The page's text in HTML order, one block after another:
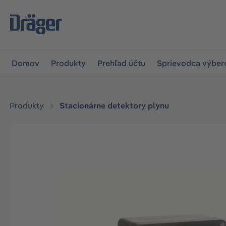
na hlavnú navigáciu
Domov Produkty Prehľad účtu Sprievodca
Produkty Stacionárne detektory plynu